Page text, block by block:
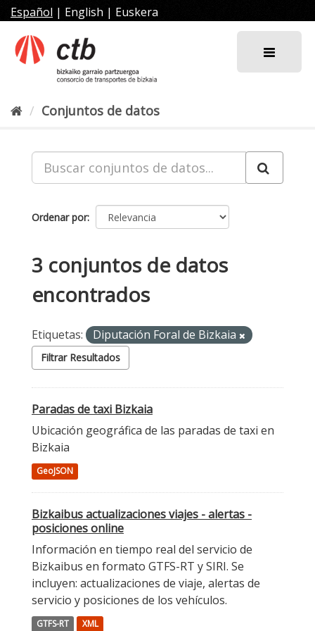
al
contenido
Español | English | Euskera
Conjuntos de datos
Ordenar por
3 conjuntos de datos
encontrados
Etiquetas: Diputación Foral de Bizkaia
Filtrar Resultados
Paradas de taxi Bizkaia
Ubicación geográfica de las paradas de taxi en
Bizkaia
GeoJSON
Bizkaibus actualizaciones viajes - alertas -
posiciones online
Información en tiempo real del servicio de
Bizkaibus en formato GTFS-RT y SIRI. Se
incluyen: actualizaciones de viaje, alertas de
servicio y posiciones de los vehículos.
GTFS-RT XML